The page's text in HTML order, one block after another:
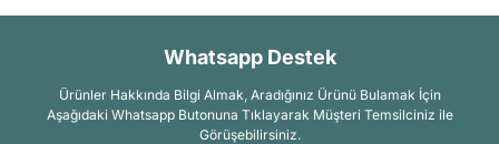
Whatsapp Destek
Ürünler Hakkında Bilgi Almak, Aradığınız Ürünü Bulamak İçin
Aşağıdaki Whatsapp Butonuna Tıklayarak Müşteri Temsilciniz ile
Görüşebilirsiniz.